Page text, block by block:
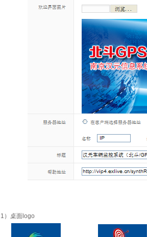
1）桌面logo